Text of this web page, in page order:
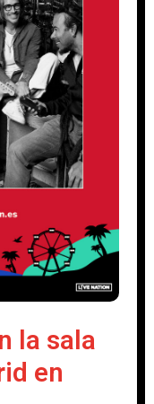
la sala
en